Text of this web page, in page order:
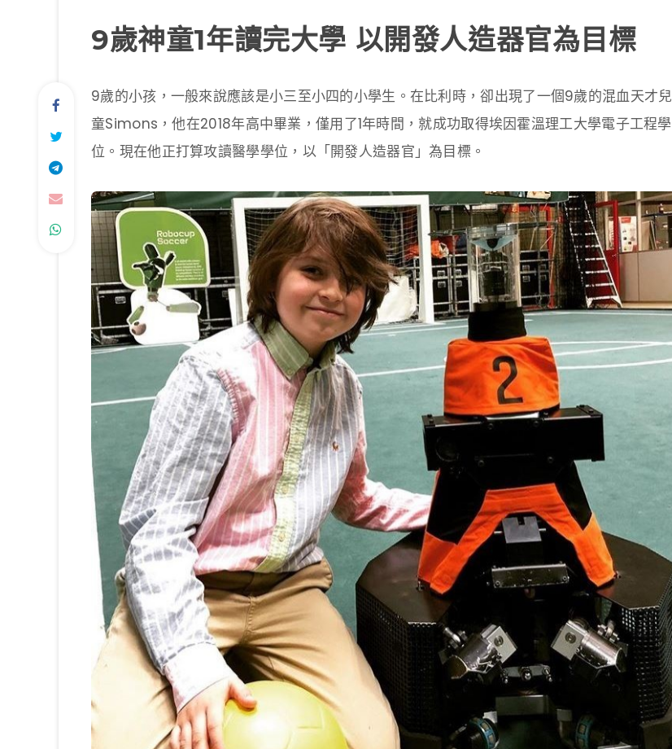
9歲神童1年讀完大學 以開發人造器官為目標
9歲的小孩，一般來說應該是小三至小四的小學生。在比利時，卻出現了一個9歲的混血天才兒
童Simons，他在2018年高中畢業，僅用了1年時間，就成功取得埃因霍溫理工大學電子工程學
位。現在他正打算攻讀醫學學位，以「開發人造器官」為目標。